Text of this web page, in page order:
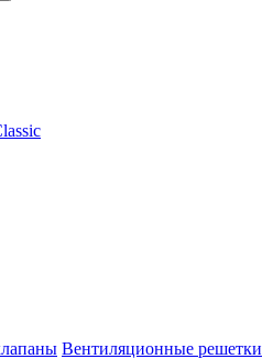
Вентиляционные решетки